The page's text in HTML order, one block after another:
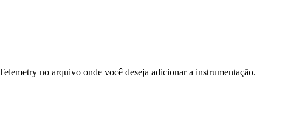
no arquivo onde você deseja adicionar a instrumentação.